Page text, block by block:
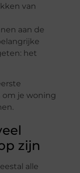
van
aan de
het
je woning
zijn
alle